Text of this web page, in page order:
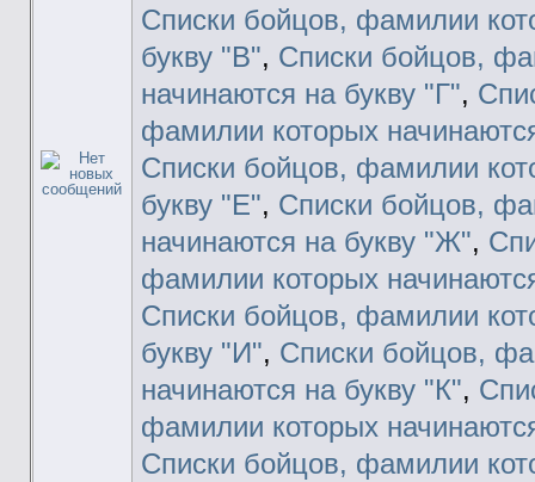
Списки бойцов, фамилии
букву "В", Списки бойцов,
начинаются на букву "Г",
фамилии которых
Списки бойцов, фамилии
букву "Е", Списки бойцов,
начинаются на букву "Ж",
фамилии которых
Списки бойцов, фамилии
букву "И", Списки бойцов,
начинаются на букву "К",
фамилии которых
Списки бойцов, фамилии